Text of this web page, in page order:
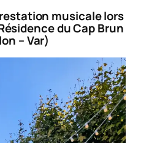
musicale lors
du Cap Brun
– Var)